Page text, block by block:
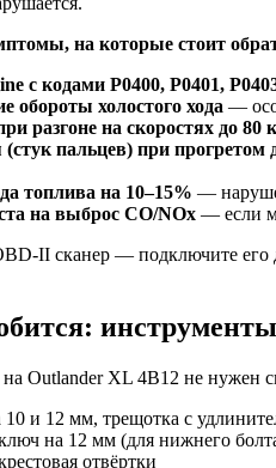
на которые стоит
с кодами P0400, P0401,
обороты холостого хода —
разгоне на скоростях до 80
(стук пальцев) при прогретом
топлива на 10–15% —
на выброс CO/NOx — если
II сканер — подключите его
Outlander XL 4B12 не нужен
10 и 12 мм, трещотка с
на 12 мм (для нижнего
отвёртки